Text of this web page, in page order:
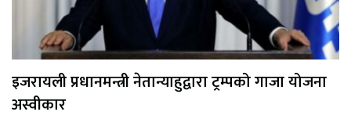
इजरायली प्रधानमन्त्री नेतान्याहुद्वारा ट्रम्पको गाजा योजना
अस्वीकार